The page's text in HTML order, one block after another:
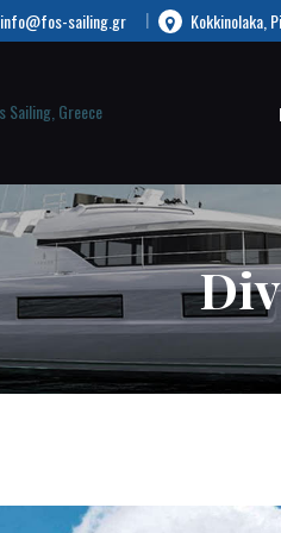
info@fos-sailing.gr Kokkinolaka,